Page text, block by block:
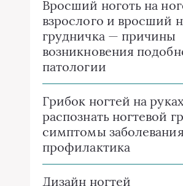
Вросший ноготь на
взрослого и вросший
грудничка — причины
возникновения
патологии
Грибок ногтей на
распознать ногтевой
симптомы
профилактика
Дизайн ногтей